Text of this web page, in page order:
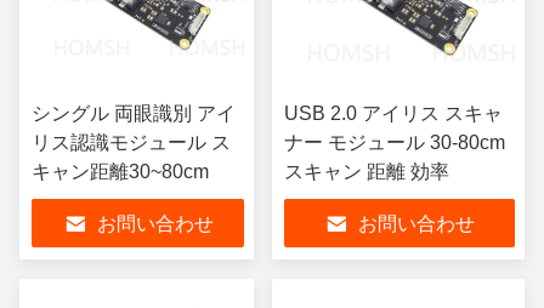
シングル 両眼識別 アイ
リス認識モジュール ス
キャン距離30~80cm
お問い合わせ
USB 2.0 アイリス スキャ
ナー モジュール 30-80cm
スキャン 距離 効率
お問い合わせ